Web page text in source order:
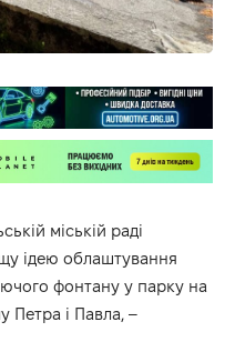
міській раді
ідею облаштування
фонтану у парку на
Петра і Павла, –